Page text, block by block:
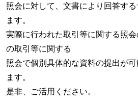
照会に対して、文書により回答す
ます。
実際に行われた取引等に関する照
の取引等に関する
照会で個別具体的な資料の提出が
ます。
是非、ご活用ください。